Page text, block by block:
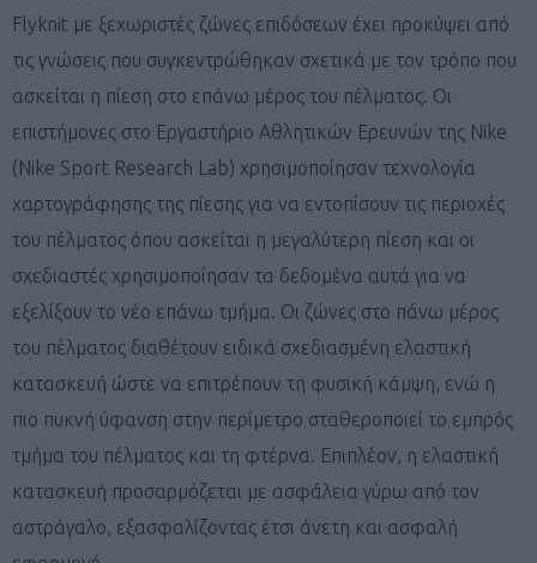
Flyknit με ξεχωριστές ζώνες επιδόσεων έχει προκύψει από
τις γνώσεις που συγκεντρώθηκαν σχετικά με τον τρόπο που
ασκείται η πίεση στο επάνω μέρος του πέλματος. Οι
επιστήμονες στο Εργαστήριο Αθλητικών Ερευνών της Nike
(Nike Sport Research Lab) χρησιμοποίησαν τεχνολογία
χαρτογράφησης της πίεσης για να εντοπίσουν τις περιοχές
του πέλματος όπου ασκείται η μεγαλύτερη πίεση και οι
σχεδιαστές χρησιμοποίησαν τα δεδομένα αυτά για να
εξελίξουν το νέο επάνω τμήμα. Οι ζώνες στο πάνω μέρος
του πέλματος διαθέτουν ειδικά σχεδιασμένη ελαστική
κατασκευή ώστε να επιτρέπουν τη φυσική κάμψη, ενώ η
πιο πυκνή ύφανση στην περίμετρο σταθεροποιεί το εμπρός
τμήμα του πέλματος και τη φτέρνα. Επιπλέον, η ελαστική
κατασκευή προσαρμόζεται με ασφάλεια γύρω από τον
αστράγαλο, εξασφαλίζοντας έτσι άνετη και ασφαλή